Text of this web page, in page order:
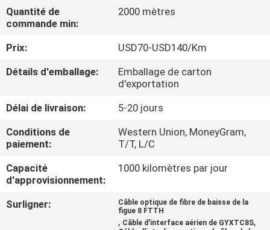
QUALITÉ
NOUS
PLAN
Quantité de
commande min:
2000 mètres
Prix:
USD70-USD140/Km
Détails d'emballage:
Emballage de carton
d'exportation
Délai de livraison:
5-20 jours
Conditions de
paiement:
Western Union, MoneyGram,
T/T, L/C
Capacité
d'approvisionnement:
1000 kilomètres par jour
Surligner:
Câble optique de fibre de baisse de la
figue 8 FTTH
, Câble d'interface aérien de GYXTC8S,